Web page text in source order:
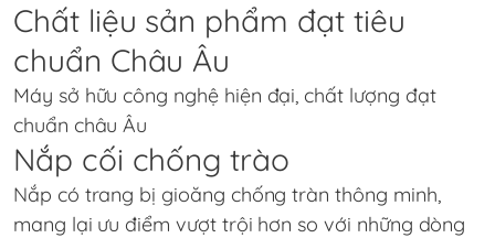
Chất liệu sản phẩm đạt tiêu
chuẩn Châu Âu
Máy sở hữu công nghệ hiện đại, chất lượng đạt
chuẩn châu Âu
Nắp cối chống trào
Nắp có trang bị gioăng chống tràn thông minh,
mang lại ưu điểm vượt trội hơn so với những dòng